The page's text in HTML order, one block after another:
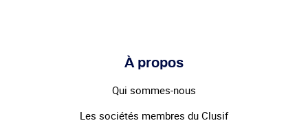
À propos
Qui sommes-nous
Les sociétés membres du Clusif